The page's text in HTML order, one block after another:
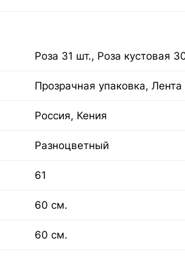
Роза 31 шт., Роза кустовая
Прозрачная упаковка, Лента
Россия, Кения
Разноцветный
61
60 см.
60 см.